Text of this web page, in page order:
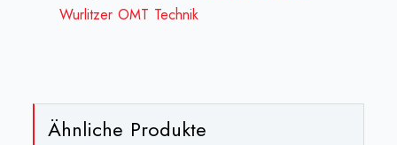
Wurlitzer OMT Technik
Ähnliche Produkte